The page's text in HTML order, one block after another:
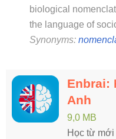
biological
the language of
Synonyms:
Enbrai:
Anh
9,0 MB
Học từ mới